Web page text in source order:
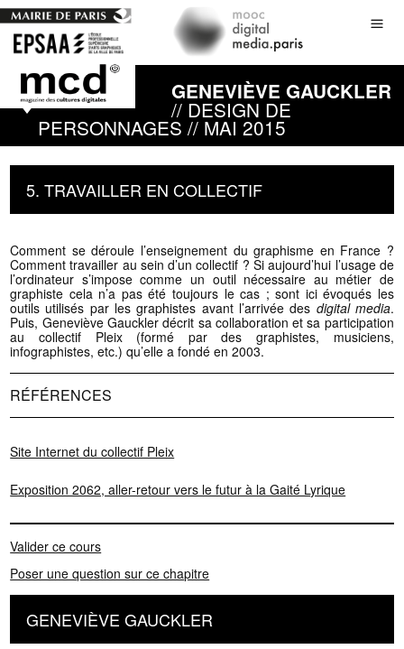
GENEVIÈVE GAUCKLER
// DESIGN DE
PERSONNAGES // MAI 2015
5. TRAVAILLER EN COLLECTIF
Comment se déroule l’enseignement du graphisme en France ?
Comment travailler au sein d’un collectif ? Si aujourd’hui l’usage de
l’ordinateur s’impose comme un outil nécessaire au métier de
graphiste cela n’a pas été toujours le cas ; sont ici évoqués les
outils utilisés par les graphistes avant l’arrivée des digital media.
Puis, Geneviève Gauckler décrit sa collaboration et sa participation
au collectif Pleix (formé par des graphistes, musiciens,
infographistes, etc.) qu’elle a fondé en 2003.
RÉFÉRENCES
Site Internet du collectif Pleix
Exposition 2062, aller-retour vers le futur à la Gaité Lyrique
Valider ce cours
Poser une question sur ce chapitre
GENEVIÈVE GAUCKLER